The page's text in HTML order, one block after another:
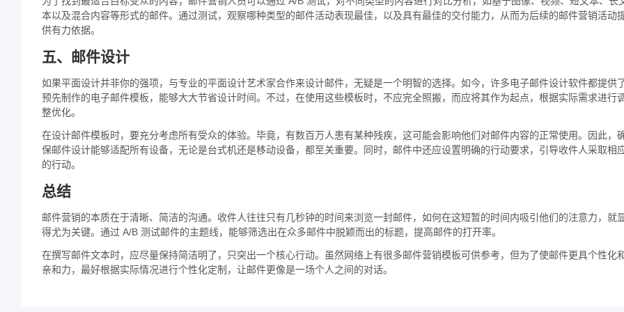
本以及混合内容等形式的邮件。通过测试，观察哪种类型的邮件活动表现最佳，以及具有最佳的交付能力，从而为后续的邮件营销活动
供有力依据。
五、邮件设计
如果平面设计并非你的强项，与专业的平面设计艺术家合作来设计邮件，无疑是一个明智的选择。如今，许多电子邮件设计软件都提供
预先制作的电子邮件模板，能够大大节省设计时间。不过，在使用这些模板时，不应完全照搬，而应将其作为起点，根据实际需求进行
整优化。
在设计邮件模板时，要充分考虑所有受众的体验。毕竟，有数百万人患有某种残疾，这可能会影响他们对邮件内容的正常使用。因此，
保邮件设计能够适配所有设备，无论是台式机还是移动设备，都至关重要。同时，邮件中还应设置明确的行动要求，引导收件人采取相
的行动。
总结
邮件营销的本质在于清晰、简洁的沟通。收件人往往只有几秒钟的时间来浏览一封邮件，如何在这短暂的时间内吸引他们的注意力，就
得尤为关键。通过 A/B 测试邮件的主题线，能够筛选出在众多邮件中脱颖而出的标题，提高邮件的打开率。
在撰写邮件文本时，应尽量保持简洁明了，只突出一个核心行动。虽然网络上有很多邮件营销模板可供参考，但为了使邮件更具个性化
亲和力，最好根据实际情况进行个性化定制，让邮件更像是一场个人之间的对话。